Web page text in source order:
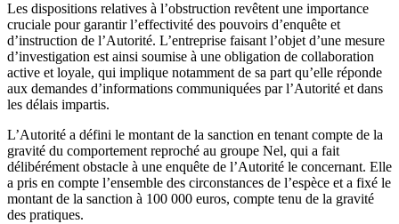
Les dispositions relatives à l’obstruction revêtent une importance
cruciale pour garantir l’effectivité des pouvoirs d’enquête et
d’instruction de l’Autorité. L’entreprise faisant l’objet d’une mesure
d’investigation est ainsi soumise à une obligation de collaboration
active et loyale, qui implique notamment de sa part qu’elle réponde
aux demandes d’informations communiquées par l’Autorité et dans
les délais impartis.
L’Autorité a défini le montant de la sanction en tenant compte de la
gravité du comportement reproché au groupe Nel, qui a fait
délibérément obstacle à une enquête de l’Autorité le concernant. Elle
a pris en compte l’ensemble des circonstances de l’espèce et a fixé le
montant de la sanction à 100 000 euros, compte tenu de la gravité
des pratiques.